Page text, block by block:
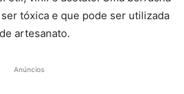
tóxica e que pode ser utilizada
artesanato.
Anúncios